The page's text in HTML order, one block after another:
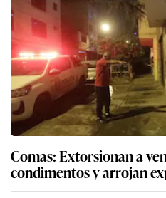
Comas: Extorsionan a
condimentos y arrojan